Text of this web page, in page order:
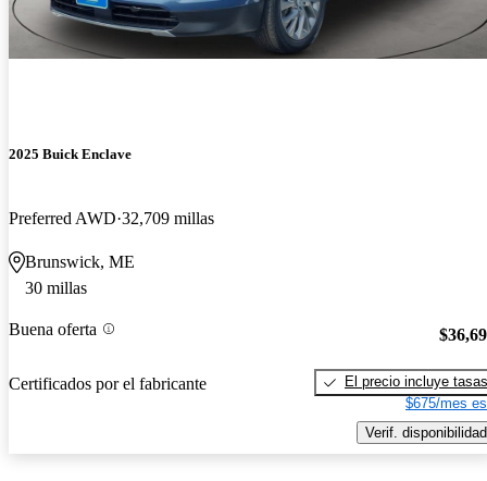
2025 Buick Enclave
Preferred AWD 32,709 millas
Brunswick, ME
30 millas
Buena oferta
Certificados por el fabricante
El precio incluye tasas
$675/mes
Verif. disponibilidad